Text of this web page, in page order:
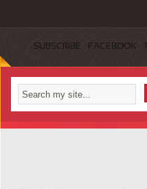
SUBSCRIBE FACEBOOK